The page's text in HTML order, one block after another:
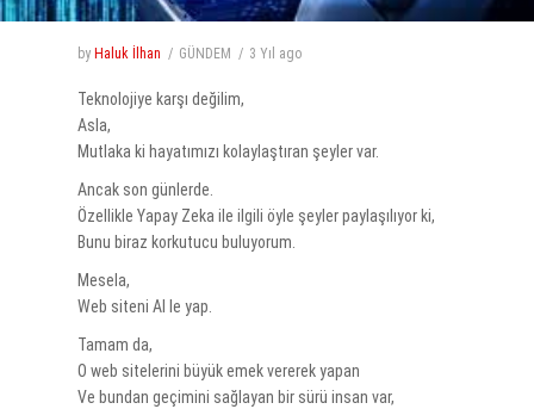
by Haluk İlhan GÜNDEM 3 Yıl ago
Teknolojiye karşı değilim,
Asla,
Mutlaka ki hayatımızı kolaylaştıran şeyler var.
Ancak son günlerde.
Özellikle Yapay Zeka ile ilgili öyle şeyler paylaşılıyor ki,
Bunu biraz korkutucu buluyorum.
Mesela,
Web siteni AI le yap.
Tamam da,
O web sitelerini büyük emek vererek yapan
Ve bundan geçimini sağlayan bir sürü insan var,